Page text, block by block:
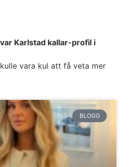
Karlstad kallar-profil i
vara kul att få veta mer
BLOGG